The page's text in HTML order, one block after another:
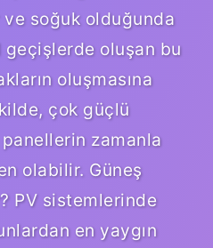
ve soğuk olduğunda
oluşan bu
oluşmasına
çok güçlü
zamanla
olabilir. Güneş
PV sistemlerinde
en yaygın